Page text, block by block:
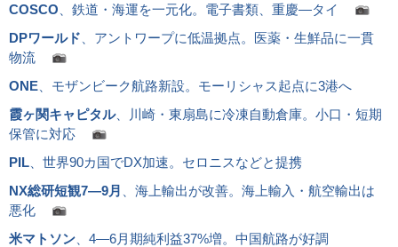
COSCO 、鉄道・海運を一元化。電子書類、重慶―タイ
DPワールド 、アントワープに低温拠点。医薬・生鮮品に一貫
物流
ONE 、モザンビーク航路新設。モーリシャス起点に3港へ
霞ヶ関キャピタル、川崎・東扇島に冷凍自動倉庫。小口・短期
保管に対応
PIL 、世界90カ国でDX加速。セロニスなどと提携
NX総研短観7―9月
、海上輸出が改善。海上輸入・航空輸出は
悪化
米マトソン 、4―6月期純利益37%増。中国航路が好調